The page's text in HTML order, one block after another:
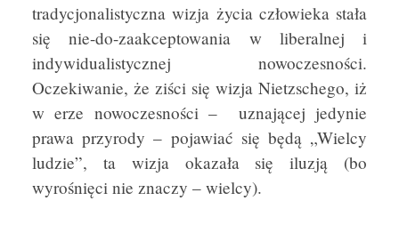
tradycjonalistyczna wizja życia człowieka stała
się nie-do-zaakceptowania w liberalnej i
indywidualistycznej nowoczesności.
Oczekiwanie, że ziści się wizja Nietzschego, iż
w erze nowoczesności – uznającej jedynie
prawa przyrody – pojawiać się będą „Wielcy
ludzie”, ta wizja okazała się iluzją (bo
wyrośnięci nie znaczy – wielcy).